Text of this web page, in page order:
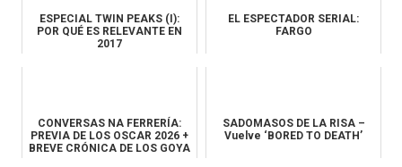
ESPECIAL TWIN PEAKS (I):
POR QUÉ ES RELEVANTE EN
2017
EL ESPECTADOR SERIAL:
FARGO
CONVERSAS NA FERRERÍA:
PREVIA DE LOS OSCAR 2026 +
BREVE CRÓNICA DE LOS GOYA
SADOMASOS DE LA RISA –
Vuelve ‘BORED TO DEATH’